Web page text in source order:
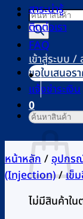
Products
search
เข้าสู่ระบบ /
0
ตะกร้าสินค้า
ไม่มีสินค้าใน
สาระน่ารู้
ติดต่อเรา
FAQ
ขอใบเสนอร
แจ้งชำระเงิน
ค้นหา:
หน้าหลัก/อุปกร
(Injection)/เข็